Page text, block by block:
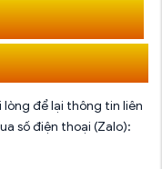
để lại thông tin liên
số điện thoại (Zalo):